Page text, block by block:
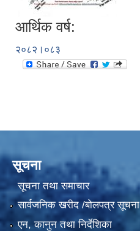
आर्थिक वर्ष:
२०८२।०८३
सूचना
सूचना तथा समाचार
सार्वजनिक खरीद /बोलपत्र सूचना
एन, कानुन तथा निर्देशिका